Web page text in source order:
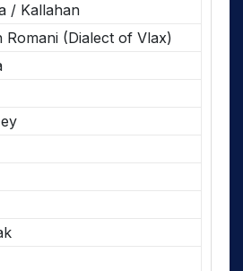
/ Kallahan
Romani (Dialect of Vlax)